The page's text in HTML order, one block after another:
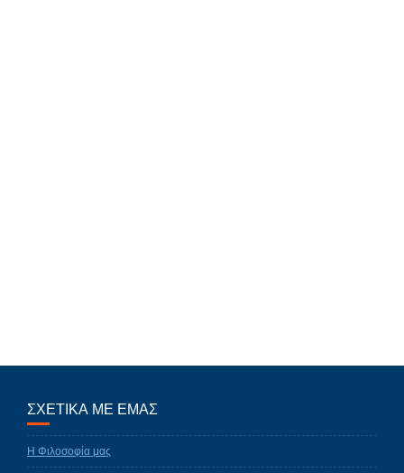
ΣΧΕΤΙΚΑ ΜΕ ΕΜΑΣ
Η Φιλοσοφία μας